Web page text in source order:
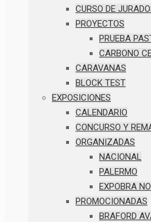
CURSO DE
PROYECTOS
PRUEBA
CARBONO
CARAVANAS
BLOCK TEST
EXPOSICIONES
CALENDARIO
CONCURSO Y
ORGANIZADAS
NACIONAL
PALERMO
EXPOBRA
PROMOCIONADAS
BRAFORD